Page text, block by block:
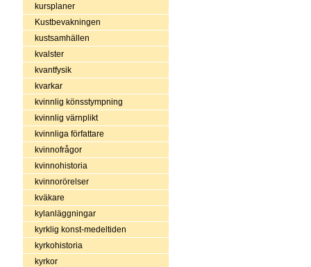
kursplaner
Kustbevakningen
kustsamhällen
kvalster
kvantfysik
kvarkar
kvinnlig könsstympning
kvinnlig värnplikt
kvinnliga författare
kvinnofrågor
kvinnohistoria
kvinnorörelser
kväkare
kylanläggningar
kyrklig konst-medeltiden
kyrkohistoria
kyrkor